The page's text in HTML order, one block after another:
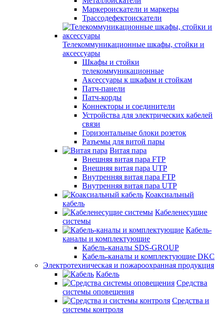
Маркероискатели и маркеры
Трассодефектоискатели
Телекоммуникационные шкафы, стойки и
аксессуары
Шкафы и стойки
телекоммуникационные
Аксессуары к шкафам и стойкам
Патч-панели
Патч-корды
Коннекторы и соединители
Устройства для электрических кабелей
связи
Горизонтальные блоки розеток
Разъемы для витой пары
Витая пара
Внешняя витая пара FTP
Внешняя витая пара UTP
Внутренняя витая пара FTP
Внутренняя витая пара UTP
Коаксиальный
кабель
Кабеленесущие
системы
Кабель-
каналы и комплектующие
Кабель-каналы SDS-GROUP
Кабель-каналы и комплектующие DKC
Электротехническая и пожароохранная продукция
Кабель
Средства
системы оповещения
Средства и
системы контроля